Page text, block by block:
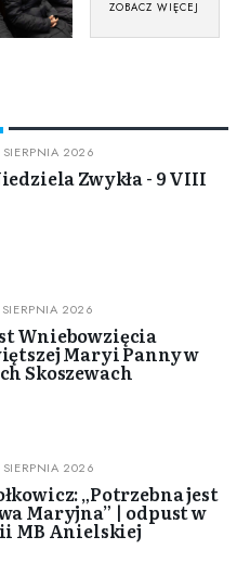
ZOBACZ WIĘCEJ
2026
Zwykła - 9 VIII
2026
Wniebowzięcia
Maryi Panny w
Skoszewach
2026
„Potrzebna jest
Maryjna” | odpust w
MB Anielskiej